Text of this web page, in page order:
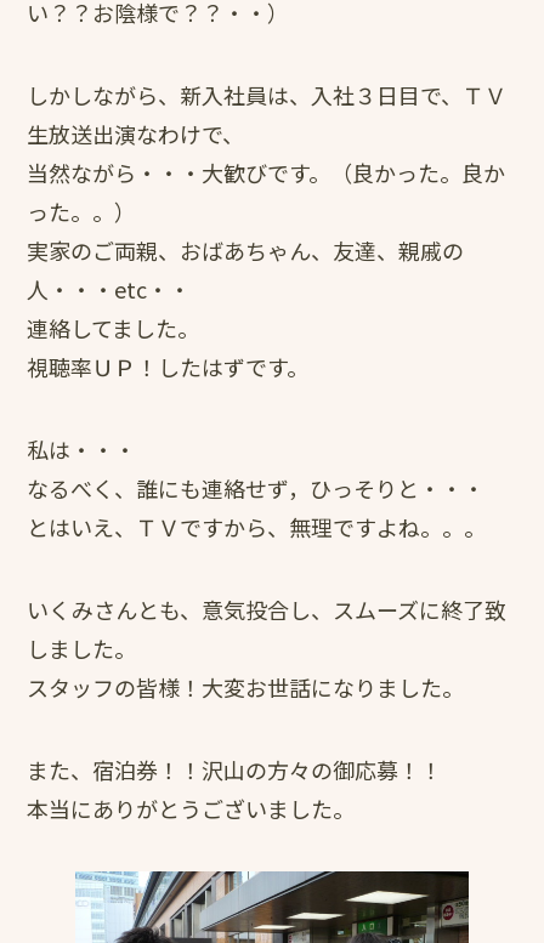
い？？お陰様で？？・・）
しかしながら、新入社員は、入社３日目で、ＴＶ
生放送出演なわけで、
当然ながら・・・大歓びです。（良かった。良か
った。。）
実家のご両親、おばあちゃん、友達、親戚の
人・・・etc・・
連絡してました。
視聴率ＵＰ！したはずです。
私は・・・
なるべく、誰にも連絡せず，ひっそりと・・・
とはいえ、ＴＶですから、無理ですよね。。。
いくみさんとも、意気投合し、スムーズに終了致
しました。
スタッフの皆様！大変お世話になりました。
また、宿泊券！！沢山の方々の御応募！！
本当にありがとうございました。